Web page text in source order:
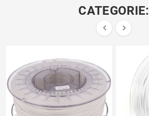
CATEGORIE:
 